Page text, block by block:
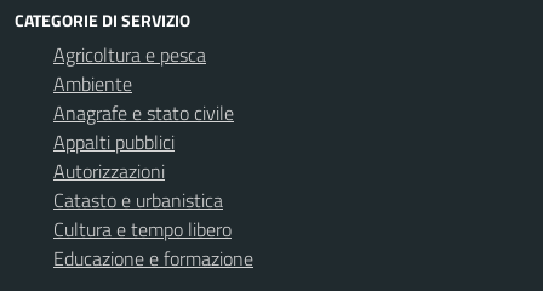
CATEGORIE DI SERVIZIO
Agricoltura e pesca
Ambiente
Anagrafe e stato civile
Appalti pubblici
Autorizzazioni
Catasto e urbanistica
Cultura e tempo libero
Educazione e formazione